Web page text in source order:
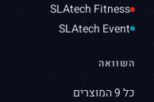
SLAtech Fitness
SLAtech Event
השוואה
כל 9 המוצרים